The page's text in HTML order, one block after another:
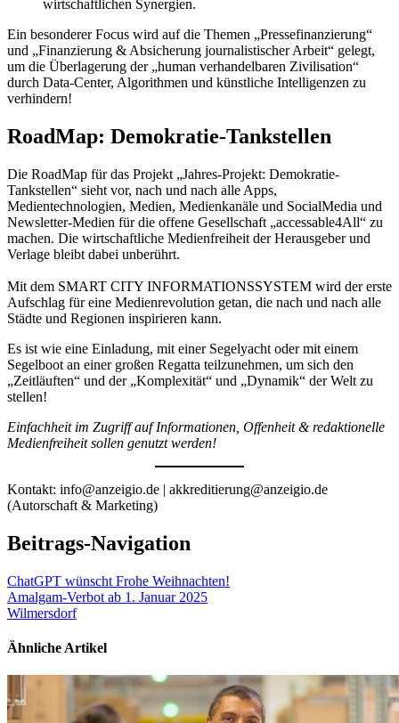
wirtschaftlichen Synergien.
Ein besonderer Focus wird auf die Themen „Pressefinanzierung“
und „Finanzierung & Absicherung journalistischer Arbeit“ gelegt,
um die Überlagerung der „human verhandelbaren Zivilisation“
durch Data-Center, Algorithmen und künstliche Intelligenzen zu
verhindern!
RoadMap: Demokratie-Tankstellen
Die RoadMap für das Projekt „Jahres-Projekt: Demokratie-
Tankstellen“ sieht vor, nach und nach alle Apps,
Medientechnologien, Medien, Medienkanäle und SocialMedia und
Newsletter-Medien für die offene Gesellschaft „accessable4All“ zu
machen. Die wirtschaftliche Medienfreiheit der Herausgeber und
Verlage bleibt dabei unberührt.
Mit dem SMART CITY INFORMATIONSSYSTEM wird der erste
Aufschlag für eine Medienrevolution getan, die nach und nach alle
Städte und Regionen inspirieren kann.
Es ist wie eine Einladung, mit einer Segelyacht oder mit einem
Segelboot an einer großen Regatta teilzunehmen, um sich den
„Zeitläuften“ und der „Komplexität“ und „Dynamik“ der Welt zu
stellen!
Einfachheit im Zugriff auf Informationen, Offenheit & redaktionelle
Medienfreiheit sollen genutzt werden!
Kontakt: info@anzeigio.de | akkreditierung@anzeigio.de
(Autorschaft & Marketing)
Beitrags-Navigation
ChatGPT wünscht Frohe Weihnachten!
Amalgam-Verbot ab 1. Januar 2025
Wilmersdorf
Ähnliche Artikel